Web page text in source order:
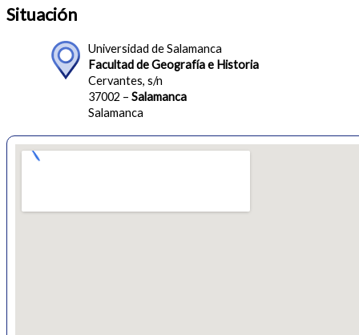
Situación
Universidad de Salamanca
Facultad de Geografía e Historia
Cervantes, s/n
37002 – Salamanca
Salamanca